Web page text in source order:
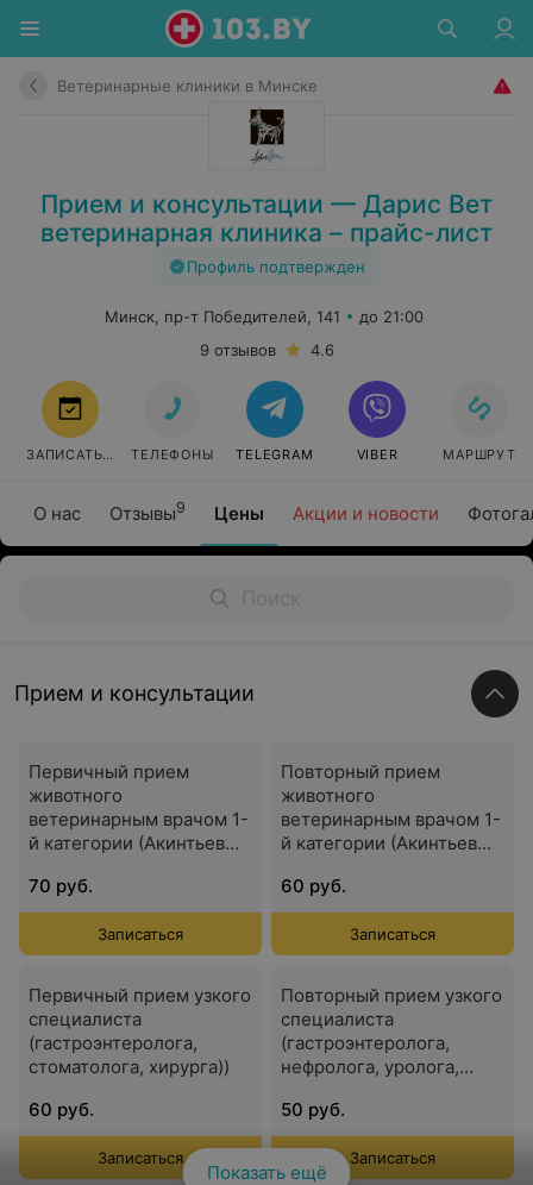
Ветеринарные клиники в Минске
Прием и консультации — Дарис Вет
ветеринарная клиника – прайс-лист
Профиль подтвержден
О нас Отзывы9 Цены Акции и новости
Минск, пр-т Победителей, 141
до 21:00
9 отзывов
4.6
ЗАПИСАТЬСЯ ТЕЛЕФОНЫ TELEGRAM VIBER МАРШРУТ
Прием и консультации
Первичный прием
животного
ветеринарным врачом 1-
й категории (Акинтьев
70 руб.
Записаться
Повторный прием
животного
ветеринарным врачом 1-
й категории (Акинтьев
60 руб.
Записаться
Первичный прием узкого
специалиста
(гастроэнтеролога,
стоматолога, хирурга))
60 руб.
Записаться
Повторный прием узкого
специалиста
(гастроэнтеролога,
нефролога, уролога,
50 руб.
Записаться
Показать ещё